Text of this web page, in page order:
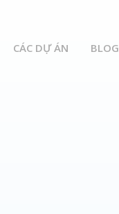
CÁC DỰ ÁN BLOG